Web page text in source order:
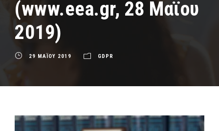
(www.eea.gr, 28 Μαϊου
2019)
29 ΜΑΪΟΥ 2019 GDPR